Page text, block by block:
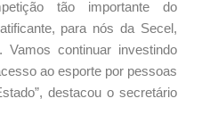
tão importante do
para nós da Secel,
Vamos continuar investindo
ao esporte por pessoas
destacou o secretário